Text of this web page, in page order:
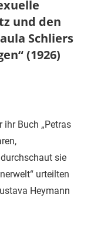
und den
Schliers
(1926)
ihr Buch „Petras
sie
urteilten
Heymann